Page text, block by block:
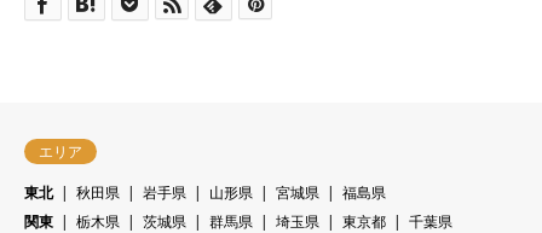
エリア
東北
秋田県 岩手県 山形県 宮城県
福島県
関東
栃木県 茨城県 群馬県 埼玉県 東京都
千葉県